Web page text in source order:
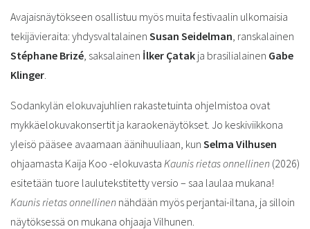
Avajaisnäytökseen osallistuu myös muita festivaalin ulkomaisia
tekijävieraita: yhdysvaltalainen Susan Seidelman , ranskalainen
Stéphane Brizé , saksalainen İlker Çatak ja brasilialainen Gabe
Klinger
Sodankylän elokuvajuhlien rakastetuinta ohjelmistoa ovat
mykkäelokuvakonsertit ja karaokenäytökset. Jo keskiviikkona
yleisö pääsee avaamaan äänihuuliaan, kun Selma Vilhusen
ohjaamasta Kaija Koo -elokuvasta Kaunis rietas onnellinen (2026)
esitetään tuore laulutekstitetty versio – saa laulaa mukana!
Kaunis rietas onnellinen nähdään myös perjantai-iltana, ja silloin
näytöksessä on mukana ohjaaja Vilhunen.